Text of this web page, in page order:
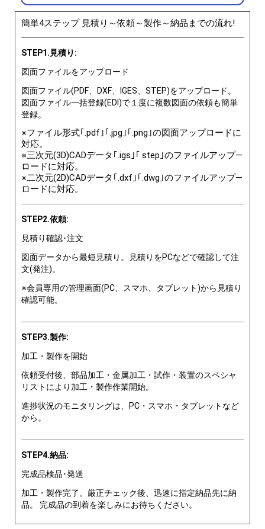
簡単4ステップ 見積り～依頼～製作～納品までの流れ!
STEP1.見積り:
図面ファイルをアップロード
図面ファイル(PDF、DXF、IGES、STEP)をアップロード。
図面ファイル一括登録(EDI)で１度に複数図面の依頼も簡単
登録。
※ファイル形式｢.pdf｣｢.jpg｣｢.png｣の図面アップロードに
対応。
※三次元(3D)CADデータ｢.igs｣｢.step｣のファイルアップ―
ロードに対応。
※二次元(2D)CADデータ｢.dxf｣｢.dwg｣のファイルアップ―
ロードに対応。
STEP2.依頼:
見積り確認･注文
図面データから最短見積り。見積りをPCなどで確認して注
文(発注)。
※会員専用の管理画面(PC、スマホ、タブレット)から見積り
確認可能。
STEP3.製作:
加工・製作を開始
依頼受付後、部品加工・金属加工・試作・装置のスペシャ
リストにより加工・製作作業開始。
進捗状況のモニタリングは、PC・スマホ・タブレットなど
から。
STEP4.納品:
完成品検品･発送
加工・製作完了。厳正チェック後、迅速に指定納品先に納
品。 完成品の到着を楽しみにお待ちください。